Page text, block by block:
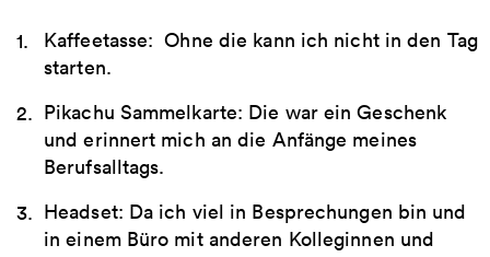
Kaffeetasse: Ohne die kann ich nicht in den Tag
starten.
Pikachu Sammelkarte: Die war ein Geschenk
und erinnert mich an die Anfänge meines
Berufsalltags.
Headset: Da ich viel in Besprechungen bin und
in einem Büro mit anderen Kolleginnen und